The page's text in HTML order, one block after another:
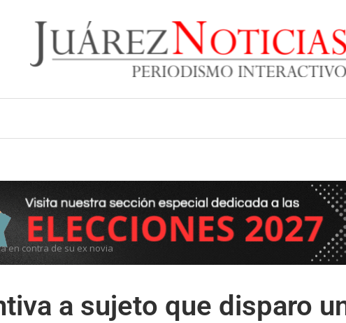
en contra de su ex novia
a sujeto que disparo